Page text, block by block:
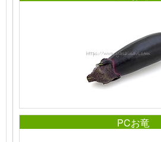
PCお竜